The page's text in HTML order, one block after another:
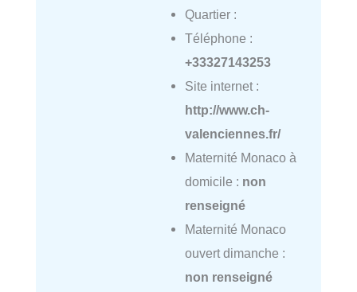
Quartier :
Téléphone :
+33327143253
Site internet :
http://www.ch-
valenciennes.fr/
Maternité Monaco à
domicile : non
renseigné
Maternité Monaco
ouvert dimanche :
non renseigné